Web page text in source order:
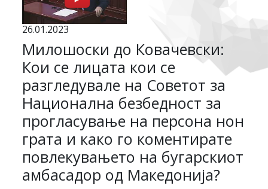
26.01.2023
Милошоски до Ковачевски:
Кои се лицата кои се
разгледувале на Советот за
Национална безбедност за
прогласување на персона нон
грата и како го коментирате
повлекувањето на бугарскиот
амбасадор од Македонија?